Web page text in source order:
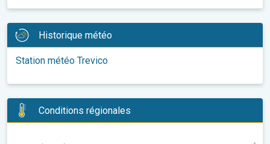
Historique météo
Station météo Trevico
Conditions régionales